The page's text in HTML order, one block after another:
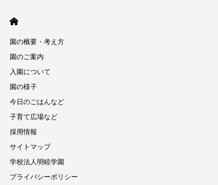
園の概要・考え方
園のご案内
入園について
園の様子
今日のごはんなど
子育て広場など
採用情報
サイトマップ
学校法人明睦学園
プライバシーポリシー